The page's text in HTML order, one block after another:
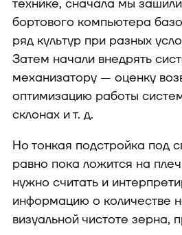
технике, сначала мы
бортового компьютера
ряд культур при разных
Затем начали внедрять
механизатору — оценку
оптимизацию работы
склонах и т. д.
Но тонкая подстройка под
равно пока ложится на
нужно считать и
информацию о количестве
визуальной чистоте зерна,